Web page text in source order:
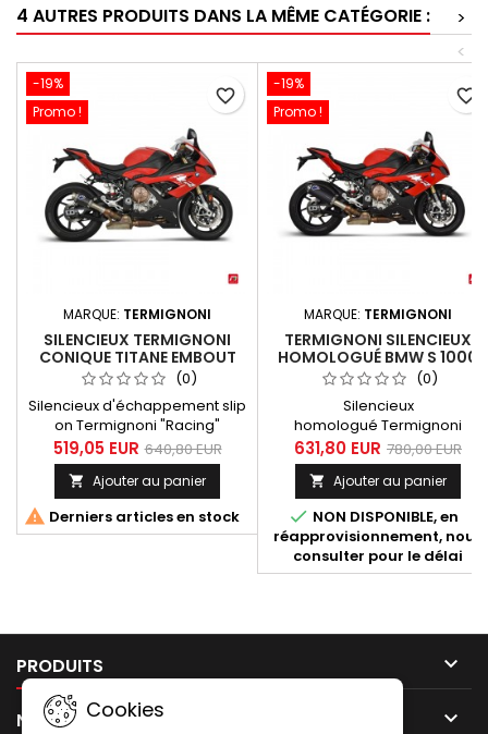
4 AUTRES PRODUITS DANS LA MÊME CATÉGORIE :
>
<
-19%
Promo !
MARQUE: TERMIGNONI
SILENCIEUX TERMIGNONI
CONIQUE TITANE EMBOUT
ALUMINIUM CNC POUR BMW
S 1000 RR 2019-2020
(0)
Silencieux d'échappement slip
on Termignoni "Racing"
adatable au collecteur
d'origine pour BMW S 1000 RR
2019-2020. Très court dans le
style Moto GP, de forme
conique avec une finition titane
519,05 EUR 640,80 EUR
 Ajouter au panier
 Derniers articles en stock
favorite_border
-19%
Promo !
MARQUE: TERMIGNONI
TERMIGNONI SILENCIEUX
HOMOLOGUÉ BMW S 1000
RR 2019-2020 TITANE NOIR -
CARBONE
(0)
Silencieux
homologué Termignoni
destiné à la BMW S 1000 RR
2019-2020. Ce silencieux se
compose d'un tube de liaison
inox, d'un silencieux avec
enveloppe titane
avec traitement céramique
noir et d'un embout carbone.
631,80 EUR 780,00 EUR
 Ajouter au panier
 NON DISPONIBLE, en
réapprovisionnement, nous
consulter pour le délai
favorite_border
PRODUITS 
NOTRE SOCIÉTÉ 
Cookies